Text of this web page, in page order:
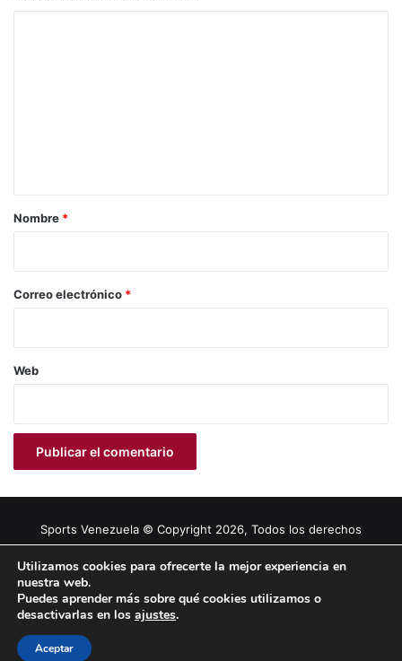
r
*
Nombre *
Correo electrónico *
Web
Sports Venezuela © Copyright 2026, Todos los derechos
Facebook
X YouTubeInstagram
Utilizamos cookies para ofrecerte la mejor experiencia en
nuestra web.
Puedes aprender más sobre qué cookies utilizamos o
desactivarlas en los ajustes.
Aceptar